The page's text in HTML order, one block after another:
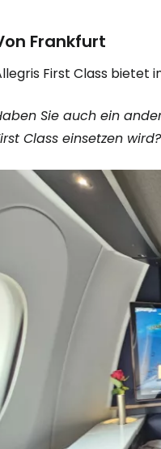
Frankfurt
First Class bietet
Sie auch ein
Class einsetzen